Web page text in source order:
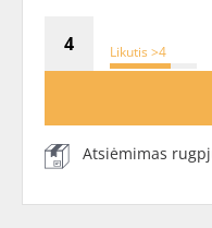
Likutis >4
Atsiėmimas